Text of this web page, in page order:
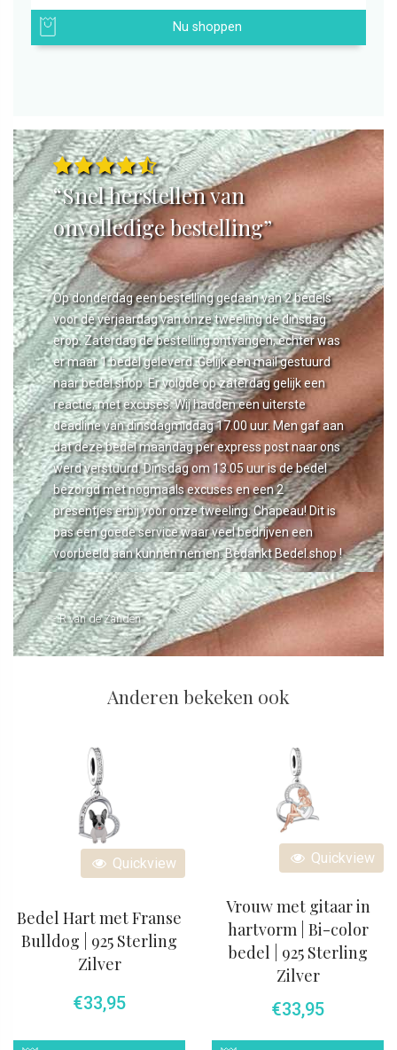
Nu shoppen
“Snel herstellen van
onvolledige bestelling”
Op donderdag een bestelling gedaan van 2 bedels
voor de verjaardag van onze tweeling de dinsdag
erop. Zaterdag de bestelling ontvangen, echter was
er maar 1 bedel geleverd. Gelijk een mail gestuurd
naar bedel.shop. Er volgde op zaterdag gelijk een
reactie, met excuses. Wij hadden een uiterste
deadline van dinsdagmiddag 17.00 uur. Men gaf aan
dat deze bedel maandag per express post naar ons
werd verstuurd. Dinsdag om 13.05 uur is de bedel
bezorgd met nogmaals excuses en een 2
presentjes erbij voor onze tweeling. Chapeau! Dit is
pas een goede service waar veel bedrijven een
voorbeeld aan kunnen nemen. Bedankt Bedel.shop !
- R van de Zanden
Anderen bekeken ook
Quickview
Bedel Hart met Franse
Bulldog | 925 Sterling
Zilver
€33,95
Quickview
Vrouw met gitaar in
hartvorm | Bi-color
bedel | 925 Sterling
Zilver
€33,95